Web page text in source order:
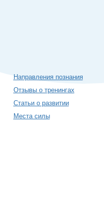
Направления познания
Отзывы о тренингах
Статьи о развитии
Места силы